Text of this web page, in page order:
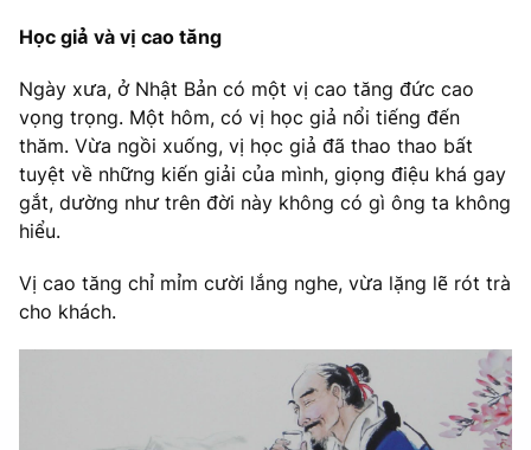
Học giả và vị cao tăng
Ngày xưa, ở Nhật Bản có một vị cao tăng đức cao
vọng trọng. Một hôm, có vị học giả nổi tiếng đến
thăm. Vừa ngồi xuống, vị học giả đã thao thao bất
tuyệt về những kiến giải của mình, giọng điệu khá gay
gắt, dường như trên đời này không có gì ông ta không
hiểu.
Vị cao tăng chỉ mỉm cười lắng nghe, vừa lặng lẽ rót trà
cho khách.